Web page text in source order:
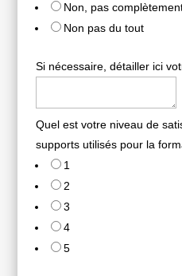
Non, pas
Non pas du tout
Si nécessaire, détailler ici
Quel est votre niveau de
supports utilisés pour la
1
2
3
4
5